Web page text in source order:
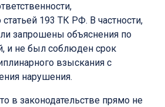
193 ТК РФ. В частности,
запрошены объяснения по
и не был соблюден срок
взыскания с
нарушения.
в законодательстве прямо не